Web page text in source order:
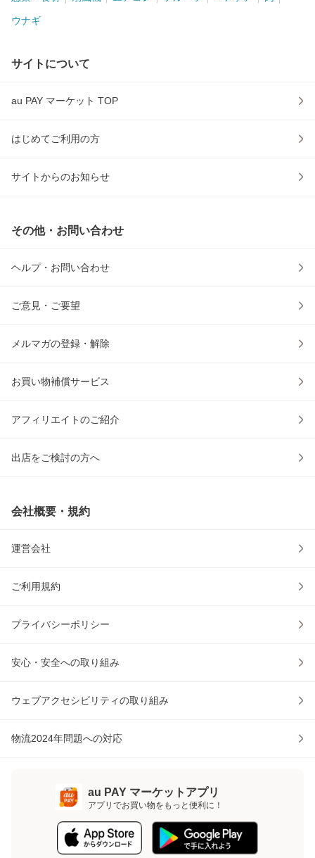
ウナギ
サイトについて
au PAY マーケット TOP
はじめてご利用の方
サイトからのお知らせ
その他・お問い合わせ
ヘルプ・お問い合わせ
ご意見・ご要望
メルマガの登録・解除
お買い物補償サービス
アフィリエイトのご紹介
出店をご検討の方へ
会社概要・規約
運営会社
ご利用規約
プライバシーポリシー
安心・安全への取り組み
ウェブアクセシビリティの取り組み
物流2024年問題への対応
au PAY マーケットアプリ
アプリでお買い物をもっと便利に！